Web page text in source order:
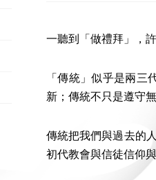
朗克(上)
地熊孩子到台上小歌手
一聽到「做禮拜」，
「傳統」似乎是兩
新；傳統不只是遵守
傳統把我們與過去的
初代教會與信徒信仰與